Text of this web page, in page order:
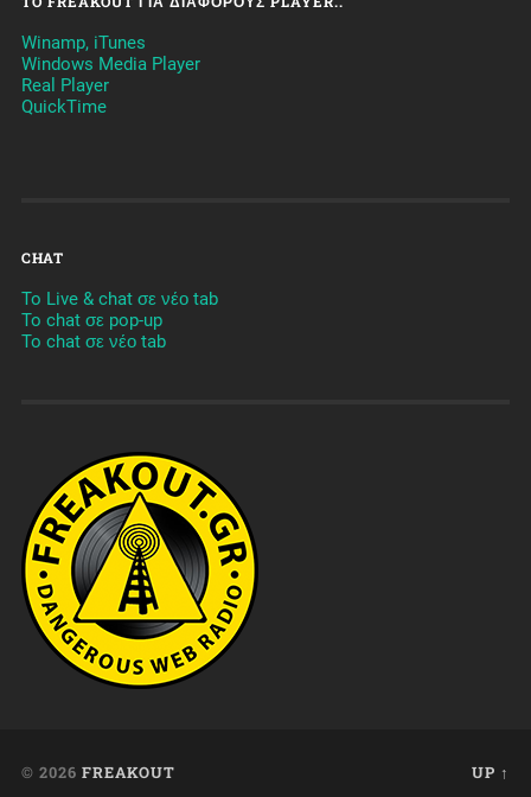
Winamp, iTunes
Windows Media Player
Real Player
QuickTime
CHAT
To Live & chat σε νέο tab
To chat σε pop-up
To chat σε νέο tab
© 2026 FREAKOUT UP ↑